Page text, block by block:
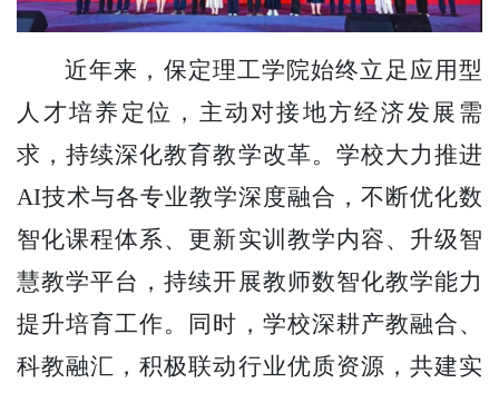
近年来，保定理工学院始终立足应用型
人才培养定位，主动对接地方经济发展需
求，持续深化教育教学改革。学校大力推进
AI技术与各专业教学深度融合，不断优化数
智化课程体系、更新实训教学内容、升级智
慧教学平台，持续开展教师数智化教学能力
提升培育工作。同时，学校深耕产教融合、
科教融汇，积极联动行业优质资源，共建实